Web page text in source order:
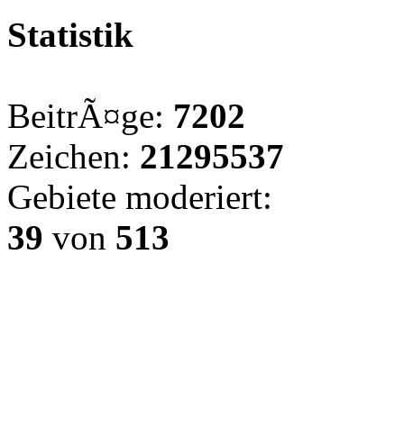
Statistik
BeitrÃ¤ge: 7202
Zeichen: 21295537
Gebiete moderiert:
39 von 513